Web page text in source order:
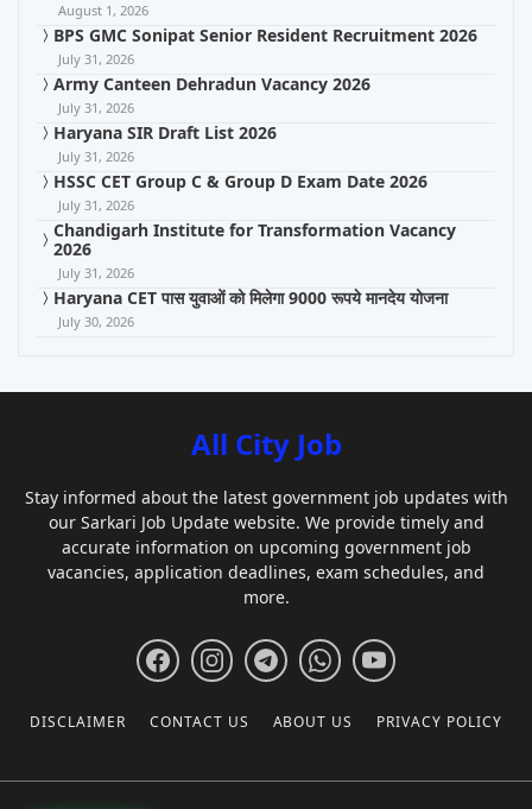
August 1, 2026
BPS GMC Sonipat Senior Resident Recruitment 2026
July 31, 2026
Army Canteen Dehradun Vacancy 2026
July 31, 2026
Haryana SIR Draft List 2026
July 31, 2026
HSSC CET Group C & Group D Exam Date 2026
July 31, 2026
Chandigarh Institute for Transformation Vacancy
2026
July 31, 2026
Haryana CET पास युवाओं को मिलेगा 9000 रूपये मानदेय योजना
July 30, 2026
All City Job
Stay informed about the latest government job updates with
our Sarkari Job Update website. We provide timely and
accurate information on upcoming government job
vacancies, application deadlines, exam schedules, and
more.
DISCLAIMER CONTACT US ABOUT US PRIVACY POLICY